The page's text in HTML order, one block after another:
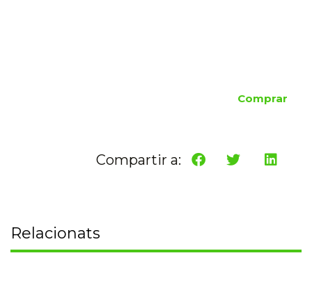
Comprar
Compartir a:
Relacionats